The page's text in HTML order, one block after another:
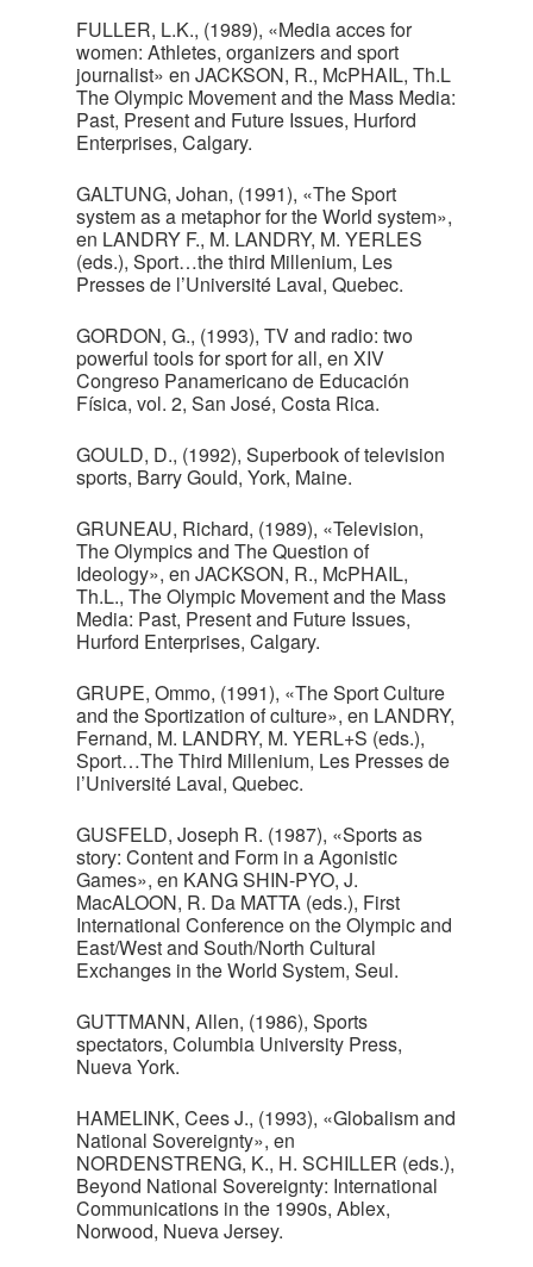
FULLER, L.K., (1989), «Media acces for
women: Athletes, organizers and sport
journalist» en JACKSON, R., McPHAIL, Th.L
The Olympic Movement and the Mass Media:
Past, Present and Future Issues, Hurford
Enterprises, Calgary.
GALTUNG, Johan, (1991), «The Sport
system as a metaphor for the World system»,
en LANDRY F., M. LANDRY, M. YERLES
(eds.), Sport…the third Millenium, Les
Presses de l’Université Laval, Quebec.
GORDON, G., (1993), TV and radio: two
powerful tools for sport for all, en XIV
Congreso Panamericano de Educación
Física, vol. 2, San José, Costa Rica.
GOULD, D., (1992), Superbook of television
sports, Barry Gould, York, Maine.
GRUNEAU, Richard, (1989), «Television,
The Olympics and The Question of
Ideology», en JACKSON, R., McPHAIL,
Th.L., The Olympic Movement and the Mass
Media: Past, Present and Future Issues,
Hurford Enterprises, Calgary.
GRUPE, Ommo, (1991), «The Sport Culture
and the Sportization of culture», en LANDRY,
Fernand, M. LANDRY, M. YERL+S (eds.),
Sport…The Third Millenium, Les Presses de
l’Université Laval, Quebec.
GUSFELD, Joseph R. (1987), «Sports as
story: Content and Form in a Agonistic
Games», en KANG SHIN-PYO, J.
MacALOON, R. Da MATTA (eds.), First
International Conference on the Olympic and
East/West and South/North Cultural
Exchanges in the World System, Seul.
GUTTMANN, Allen, (1986), Sports
spectators, Columbia University Press,
Nueva York.
HAMELINK, Cees J., (1993), «Globalism and
National Sovereignty», en
NORDENSTRENG, K., H. SCHILLER (eds.),
Beyond National Sovereignty: International
Communications in the 1990s, Ablex,
Norwood, Nueva Jersey.